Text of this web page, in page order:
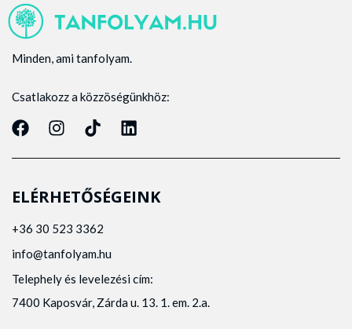
Minden, ami tanfolyam.
Csatlakozz a közzöségünkhöz:
ELÉRHETŐSÉGEINK
+36 30 523 3362
info@tanfolyam.hu
Telephely és levelezési cím:
7400 Kaposvár, Zárda u. 13. 1. em. 2.a.